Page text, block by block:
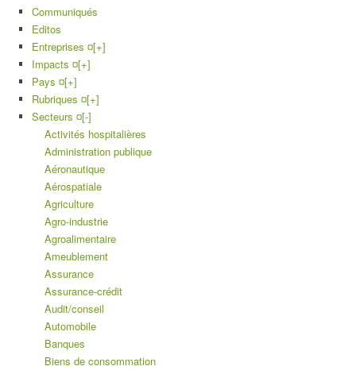
Communiqués
Editos
Entreprises ¤[+]
Impacts ¤[+]
Pays ¤[+]
Rubriques ¤[+]
Secteurs ¤[-]
Activités hospitalières
Administration publique
Aéronautique
Aérospatiale
Agriculture
Agro-industrie
Agroalimentaire
Ameublement
Assurance
Assurance-crédit
Audit/conseil
Automobile
Banques
Biens de consommation